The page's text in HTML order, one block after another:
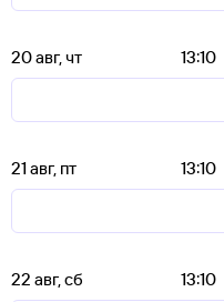
20 авг, чт 13:10
21 авг, пт 13:10
22 авг, сб 13:10